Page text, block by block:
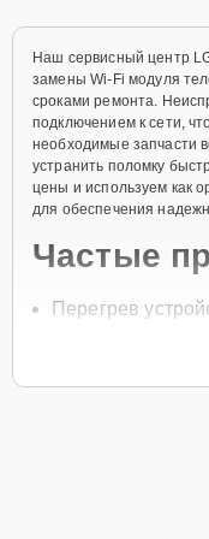
Наш сервисный центр
замены Wi-Fi модуля
сроками ремонта.
подключением к сети,
необходимые запчасти
устранить поломку
цены и используем как
для обеспечения
Частые
Перегрев